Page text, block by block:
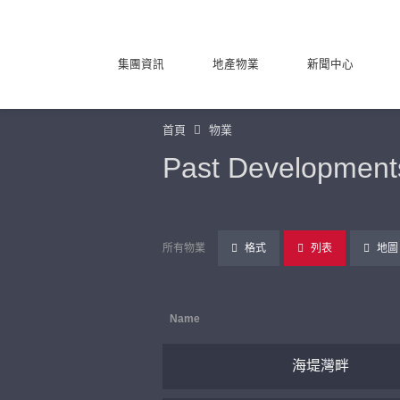
集團資訊 地產物業 新聞中心
首頁 物業
Past
所有物業 格式 列表 地圖
Name
海堤灣畔